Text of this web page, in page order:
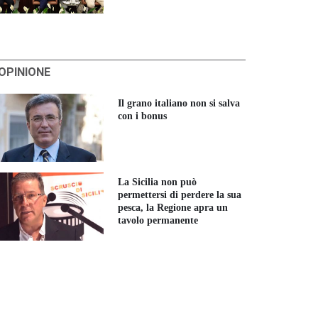
Il grano italiano non si salva
con i bonus
La Sicilia non può
permettersi di perdere la sua
pesca, la Regione apra un
tavolo permanente